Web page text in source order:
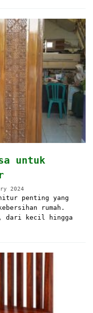
untuk
2024
penting yang
rumah.
dari kecil hingga